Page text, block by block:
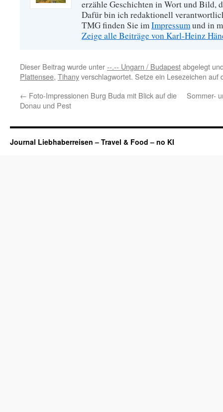
erzähle Geschichten in Wort und Bild,
Dafür bin ich redaktionell
TMG finden Sie imImpressumund in
Zeige alle Beiträge von Karl-Heinz
Dieser Beitrag wurde unter--.-- Ungarn / Budapestabgelegt
Plattensee, Tihanyverschlagwortet. Setze ein Lesezeichen auf
← Foto-Impressionen Burg Buda mit Blick auf die
Donau und Pest
Sommer-
Journal Liebhaberreisen – Travel & Food – no KI